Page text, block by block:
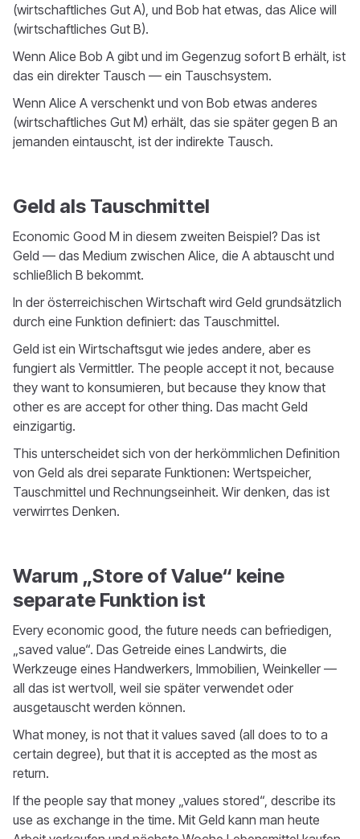
(wirtschaftliches Gut A), und Bob hat etwas, das Alice will
(wirtschaftliches Gut B).
Wenn Alice Bob A gibt und im Gegenzug sofort B erhält, ist
das ein direkter Tausch — ein Tauschsystem.
Wenn Alice A verschenkt und von Bob etwas anderes
(wirtschaftliches Gut M) erhält, das sie später gegen B an
jemanden eintauscht, ist der indirekte Tausch.
Geld als Tauschmittel
Economic Good M in diesem zweiten Beispiel? Das ist
Geld — das Medium zwischen Alice, die A abtauscht und
schließlich B bekommt.
In der österreichischen Wirtschaft wird Geld grundsätzlich
durch eine Funktion definiert: das Tauschmittel.
Geld ist ein Wirtschaftsgut wie jedes andere, aber es
fungiert als Vermittler. The people accept it not, because
they want to konsumieren, but because they know that
other es are accept for other thing. Das macht Geld
einzigartig.
This unterscheidet sich von der herkömmlichen Definition
von Geld als drei separate Funktionen: Wertspeicher,
Tauschmittel und Rechnungseinheit. Wir denken, das ist
verwirrtes Denken.
Warum „Store of Value“ keine
separate Funktion ist
Every economic good, the future needs can befriedigen,
„saved value“. Das Getreide eines Landwirts, die
Werkzeuge eines Handwerkers, Immobilien, Weinkeller —
all das ist wertvoll, weil sie später verwendet oder
ausgetauscht werden können.
What money, is not that it values saved (all does to to a
certain degree), but that it is accepted as the most as
return.
If the people say that money „values stored“, describe its
use as exchange in the time. Mit Geld kann man heute